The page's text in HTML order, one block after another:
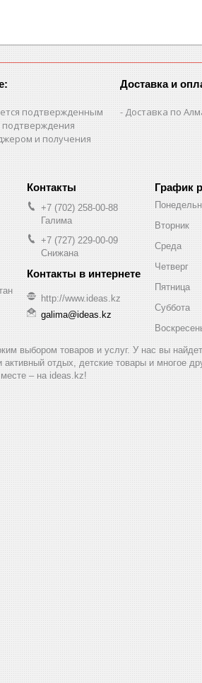
подтвержденным
подтверждения
и получения
Доставка и
Доставка по
+7 (702) 258-00-88
Галима
+7 (727) 229-00-09
Снижана
http://www.ideas.kz
galima@ideas.kz
График
Вторник
Среда
Четверг
Пятница
Суббота
выбором товаров и услуг. У нас вы
отдых, детские товары и многое
– на ideas.kz!